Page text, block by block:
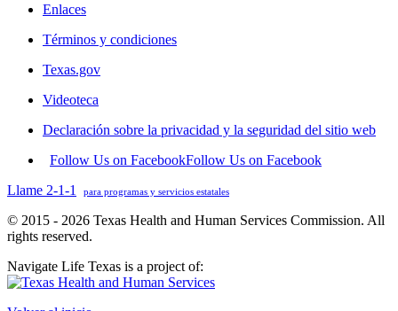
Enlaces
Términos y condiciones
Texas.gov
Videoteca
Declaración sobre la privacidad y la seguridad del sitio web
Follow Us on FacebookFollow Us on Facebook
Llame 2-1-1
para programas y servicios estatales
© 2015 - 2026 Texas Health and Human Services Commission. All
rights reserved.
Navigate Life Texas is a project of: